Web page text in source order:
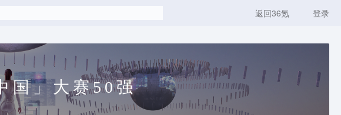
返回36氪 登录
国」大赛50强